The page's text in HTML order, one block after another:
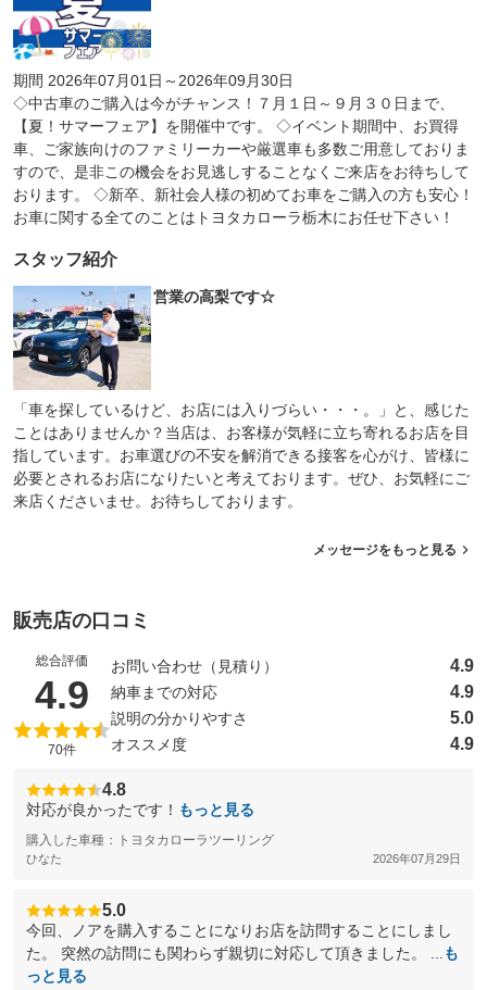
期間 2026年07月01日～2026年09月30日
◇中古車のご購入は今がチャンス！７月１日～９月３０日まで、
【夏！サマーフェア】を開催中です。 ◇イベント期間中、お買得
車、ご家族向けのファミリーカーや厳選車も多数ご用意しておりま
すので、是非この機会をお見逃しすることなくご来店をお待ちして
おります。 ◇新卒、新社会人様の初めてお車をご購入の方も安心！
お車に関する全てのことはトヨタカローラ栃木にお任せ下さい！
スタッフ紹介
営業の高梨です☆
「車を探しているけど、お店には入りづらい・・・。」と、感じた
ことはありませんか？当店は、お客様が気軽に立ち寄れるお店を目
指しています。お車選びの不安を解消できる接客を心がけ、皆様に
必要とされるお店になりたいと考えております。ぜひ、お気軽にご
来店くださいませ。お待ちしております。
メッセージをもっと見る
販売店の口コミ
総合評価
4.9 （5点満点中）
70件
お問い合わせ（見積り） 4.9
納車までの対応 4.9
説明の分かりやすさ 5.0
オススメ度 4.9
4.8
対応が良かったです！ もっと見る
購入した車種：トヨタカローラツーリング
ひなた 2026年07月29日
5.0
今回、ノアを購入することになりお店を訪問することにしまし
た。 突然の訪問にも関わらず親切に対応して頂きました。 ...
も
っと見る